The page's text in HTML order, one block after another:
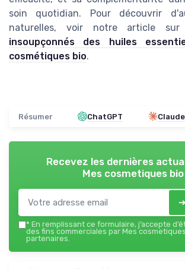
soin quotidian. Pour découvrir
naturelles, voir notre article sur
insoupçonnés des huiles
cosmétiques bio.
Résumer ChatGPT Claude
Recevez les dernières
Mes cosmetiques bio
* En remplissant ce formulaire, j’accepte
des fins commerciales par Mes
partenaires.